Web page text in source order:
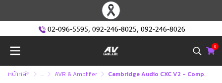
02-096-5595, 092-246-8025, 092-246-8026
0
หน้าหลัก ... AVR & Amplifier Cambridge Audio CXC V2 - Compact Disc Transport